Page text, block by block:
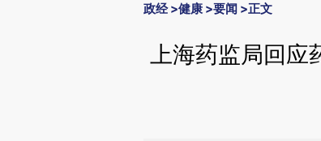
政经>健康 >要闻 >正文
上海药监局回应